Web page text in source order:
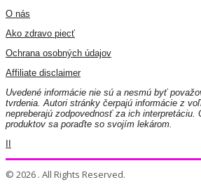
O nás
Ako zdravo piecť
Ochrana osobných údajov
Affiliate disclaimer
Uvedené informácie nie sú a nesmú byť
tvrdenia. Autori stránky čerpajú informácie z
nepreberajú zodpovednosť za ich interpretáciu.
produktov sa poraďte so svojím lekárom.
© 2026 . All Rights Reserved.